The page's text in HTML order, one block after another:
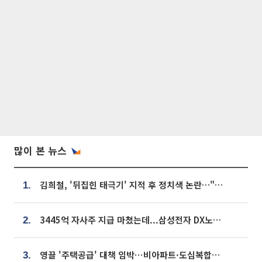
많이 본 뉴스
1. 김희철, '뒤집힌 태극기' 지적 후 정치색 논란…"좌우 떠나 우리나라 국기"
2. 3445억 자사주 지급 마쳤는데...삼성전자 DX노조, 뒤늦은 '떼쓰기 집회'
3. 영끌 '주택공급' 대책 임박⋯비아파트·도심복합까지 총동원